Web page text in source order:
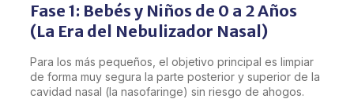
Fase 1: Bebés y Niños de 0 a 2 Años
(La Era del Nebulizador Nasal)
Para los más pequeños, el objetivo principal es limpiar
de forma muy segura la parte posterior y superior de la
cavidad nasal (la nasofaringe) sin riesgo de ahogos.